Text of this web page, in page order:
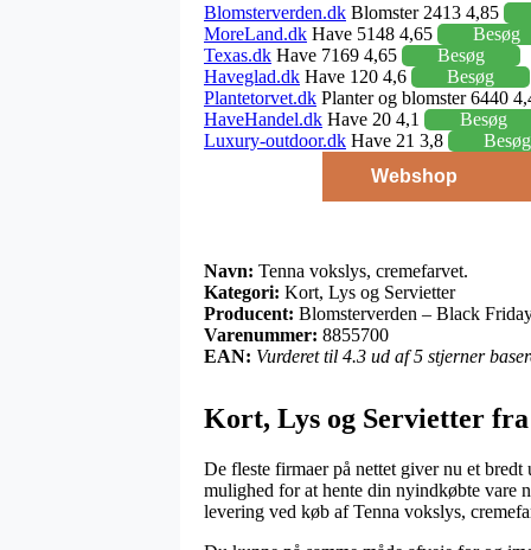
Blomsterverden.dk Blomster 2413 4,85
MoreLand.dk Have 5148 4,65
Besøg
Texas.dk Have 7169 4,65
Besøg
Haveglad.dk Have 120 4,6
Besøg
Plantetorvet.dk Planter og blomster 6440
HaveHandel.dk Have 20 4,1
Besøg
Luxury-outdoor.dk Have 21 3,8
Besøg
Webshop
Navn: Tenna vokslys, cremefarvet.
Kategori: Kort, Lys og Servietter
Producent: Blomsterverden – Black
Varenummer: 8855700
EAN: Vurderet til 4.3 ud af 5 stjerner
Kort, Lys og Servietter
De fleste firmaer på nettet giver nu et
mulighed for at hente din nyindkøbte vare
levering ved køb af Tenna vokslys,